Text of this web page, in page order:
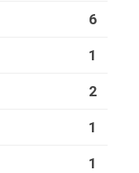
6
1
2
1
1